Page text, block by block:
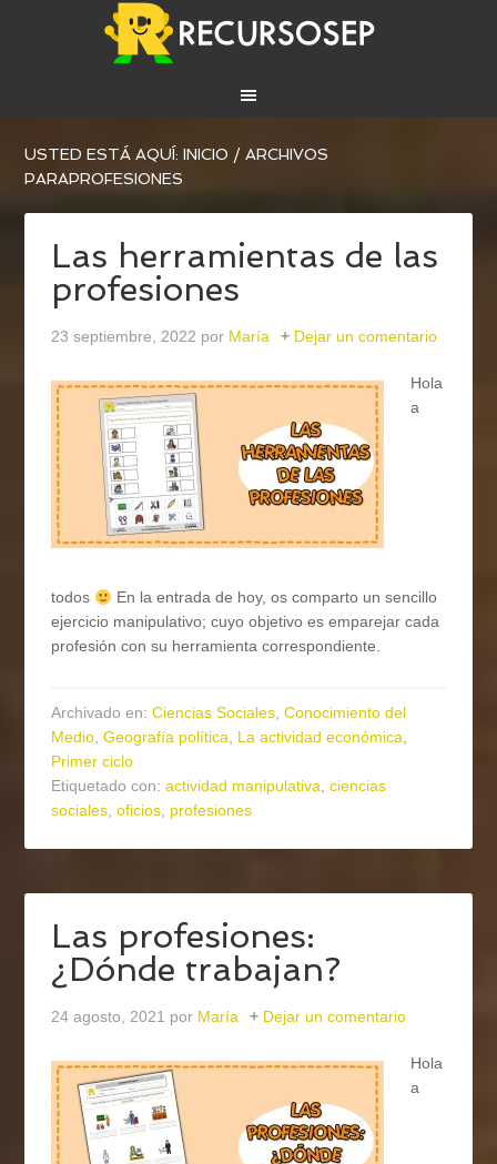
USTED ESTÁ AQUÍ:INICIO / ARCHIVOS
PARAPROFESIONES
Las herramientas de las
profesiones
23 septiembre, 2022 por María Dejar un comentario
Hola
a
todos
En la entrada de hoy, os comparto un sencillo
ejercicio manipulativo; cuyo objetivo es emparejar cada
profesión con su herramienta correspondiente.
Archivado en:Ciencias Sociales,Conocimiento del
Medio,Geografía política, La actividad económica,
Primer ciclo
Etiquetado con:actividad manipulativa,ciencias
sociales,oficios, profesiones
Las profesiones:
¿Dónde trabajan?
24 agosto, 2021 por María Dejar un comentario
Hola
a